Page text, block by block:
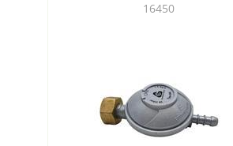
16450